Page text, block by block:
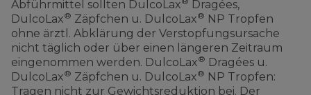
Abführmittel sollten DulcoLax
Dragées,
DulcoLax® Zäpfchen u. DulcoLax® NP Tropfen
ohne ärztl. Abklärung der Verstopfungsursache
nicht täglich oder über einen längeren Zeitraum
eingenommen werden. DulcoLax® Dragées u.
DulcoLax® Zäpfchen u. DulcoLax® NP Tropfen:
Tragen nicht zur Gewichtsreduktion bei. Der